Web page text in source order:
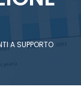
A SUPPORTO